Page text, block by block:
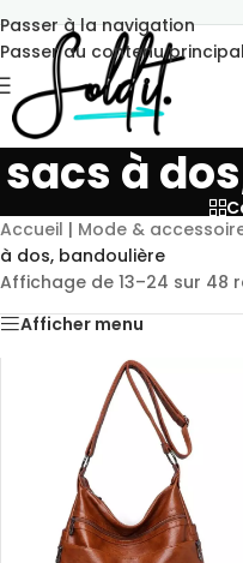
Passer à la navigation
Passer au contenu principal
sacs à
Accueil | Mode &
à dos, bandoulière
Affichage de 13–24 sur 48
Afficher menu